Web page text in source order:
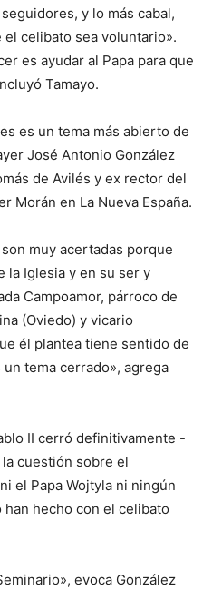
y lo más cabal,
celibato sea voluntario».
es ayudar al Papa para que
Tamayo.
es un tema más abierto de
José Antonio González
de Avilés y ex rector del
Morán en La Nueva España.
muy acertadas porque
la Iglesia y en su ser y
Campoamor, párroco de
(Oviedo) y vicario
él plantea tiene sentido de
tema cerrado», agrega
II cerró definitivamente -
cuestión sobre el
el Papa Wojtyla ni ningún
hecho con el celibato
evoca González